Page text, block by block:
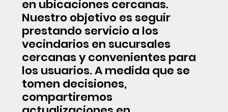
en ubicaciones cercanas.
Nuestro objetivo es seguir
prestando servicio a los
vecindarios en sucursales
cercanas y convenientes para
los usuarios. A medida que se
tomen decisiones,
compartiremos